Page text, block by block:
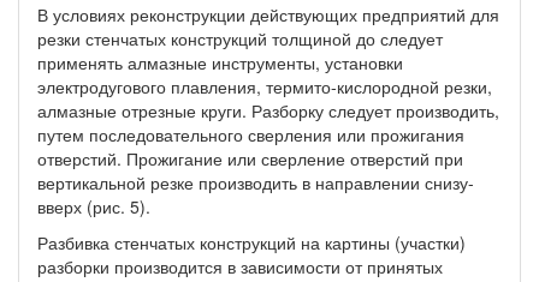
В условиях реконструкции действующих предприятий для
резки стенчатых конструкций толщиной до следует
применять алмазные инструменты, установки
электродугового плавления, термито-кислородной резки,
алмазные отрезные круги. Разборку следует производить,
путем последовательного сверления или прожигания
отверстий. Прожигание или сверление отверстий при
вертикальной резке производить в направлении снизу-
вверх (рис. 5).
Разбивка стенчатых конструкций на картины (участки)
разборки производится в зависимости от принятых